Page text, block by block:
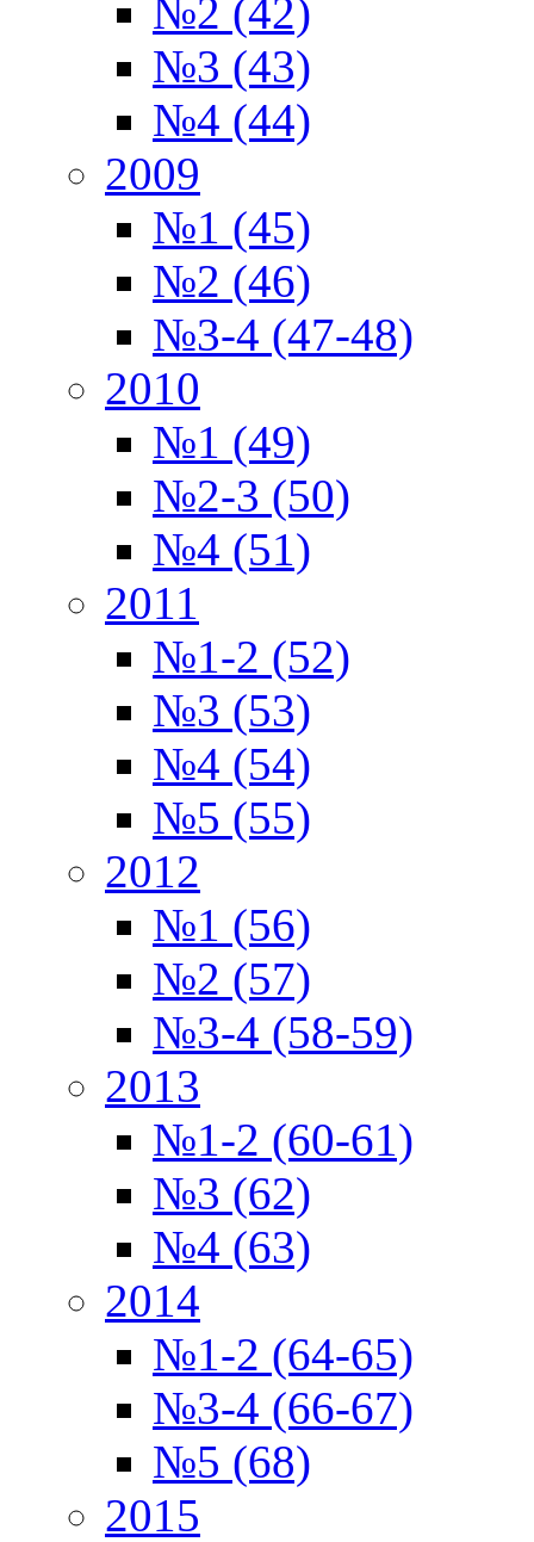
№2 (42)
№3 (43)
№4 (44)
2009
№1 (45)
№2 (46)
№3-4 (47-48)
2010
№1 (49)
№2-3 (50)
№4 (51)
2011
№1-2 (52)
№3 (53)
№4 (54)
№5 (55)
2012
№1 (56)
№2 (57)
№3-4 (58-59)
2013
№1-2 (60-61)
№3 (62)
№4 (63)
2014
№1-2 (64-65)
№3-4 (66-67)
№5 (68)
2015